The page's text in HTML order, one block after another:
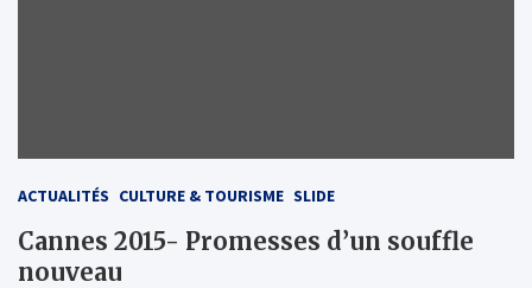
ACTUALITÉS CULTURE & TOURISME SLIDE
Cannes 2015- Promesses d’un souffle
nouveau